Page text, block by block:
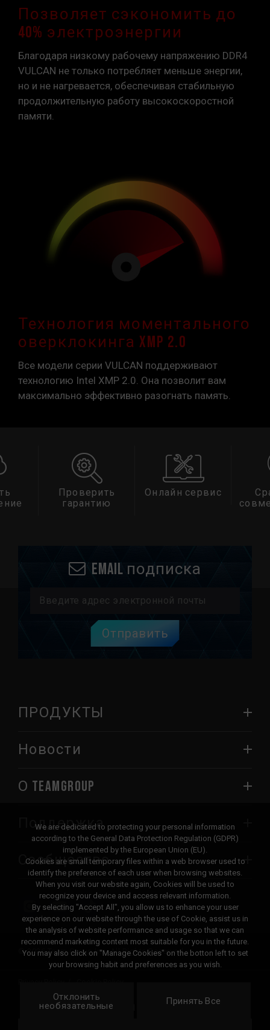
Позволяет сэкономить до
40% электроэнергии
Благодаря низкому рабочему напряжению DDR4
VULCAN не только потребляет меньше энергии,
но и не нагревается, обеспечивая стабильную
продолжительную работу высокоскоростной
памяти.
Технология моментального
оверклокинга XMP 2.0
Все модели серии VULCAN поддерживают
технологию Intel XMP 2.0. Она позволит вам
максимально эффективно разогнать память.
Проверить
гарантию
Онлайн сервис
Email подписка
Отправить
ПРОДУКТЫ
Новости
О TEAMGROUP
Поддержка
Сообщество
© 2026 Team Group Inc. All Rights Reserved.
Локация
United
We are dedicated to protecting your personal information
according to the General Data Protection Regulation (GDPR)
implemented by the European Union (EU).
Cookies are small temporary files within a web browser used to
identify the preference of each user when browsing websites.
When you visit our website again, Cookies will be used to
recognize your device and access relevant information.
By selecting "Accept All", you allow us to enhance your user
experience on our website through the use of Cookie, assist us in
the analysis of website performance and usage so that we can
recommend marketing content most suitable for you in the future.
You may also click on "Manage Cookies" on the botton left to set
your browsing habit and preferences as you wish.
Отклонить
необязательные Принять Все